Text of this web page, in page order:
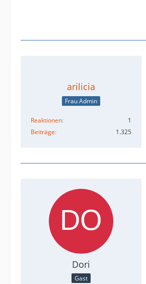
arilicia
Frau Admin
Reaktionen
1
Beiträge
1.325
Dori
Gast